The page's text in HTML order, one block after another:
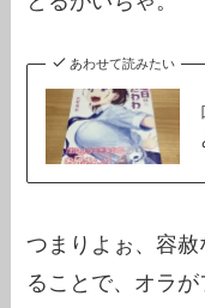
あわせて読みたい
つまりよぉ、容
ることで、オラ